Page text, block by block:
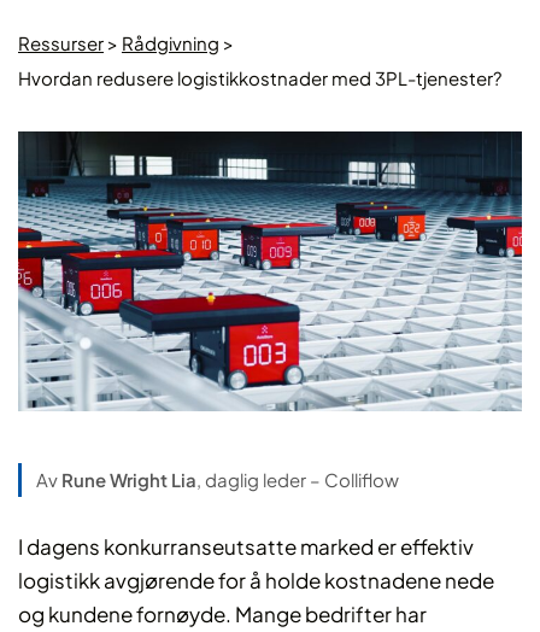
Ressurser > Rådgivning >
Hvordan redusere logistikkostnader med 3PL-tjenester?
Av Rune Wright Lia, daglig leder – Colliflow
I dagens konkurranseutsatte marked er effektiv
logistikk avgjørende for å holde kostnadene nede
og kundene fornøyde. Mange bedrifter har